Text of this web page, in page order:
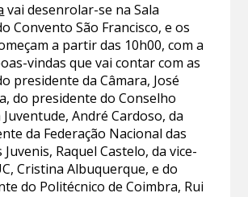
vai desenrolar-se na Sala
Convento São Francisco, e os
a partir das 10h00, com a
vindas que vai contar com as
presidente da Câmara, José
do presidente do Conselho
André Cardoso, da
da Federação Nacional das
Juvenis, Raquel Castelo, da vice-
Cristina Albuquerque, e do
do Politécnico de Coimbra, Rui